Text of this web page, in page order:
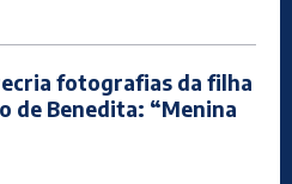
fotografias da filha
de Benedita: “Menina